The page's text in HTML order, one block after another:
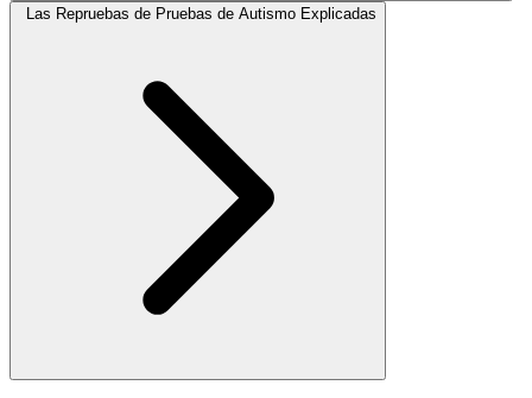
Las Repruebas de Pruebas de Autismo Explicadas